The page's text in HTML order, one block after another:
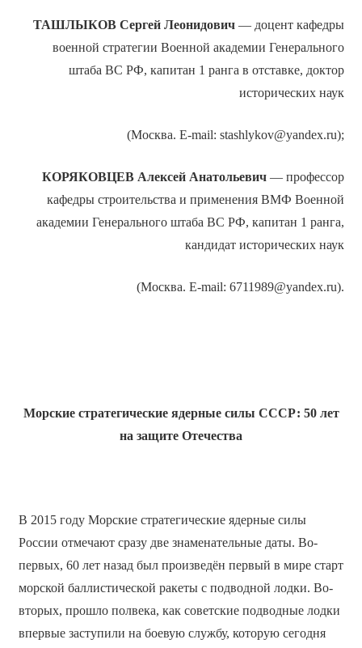
ТАШЛЫКОВ Сергей Леонидович— доцент кафедры
военной стратегии Военной академии Генерального
штаба ВС РФ, капитан 1 ранга в отставке, доктор
исторических наук
(Москва. E-mail: stashlykov@yandex.ru);
КОРЯКОВЦЕВ Алексей Анатольевич— профессор
кафедры строительства и применения ВМФ Военной
академии Генерального штаба ВС РФ, капитан 1 ранга,
кандидат исторических наук
(Москва. E-mail: 6711989@yandex.ru).
Морские стратегические ядерные силы СССР: 50 лет
на защите Отечества
В 2015 году Морские стратегические ядерные силы
России отмечают сразу две знаменательные даты. Во-
первых, 60 лет назад был произведён первый в мире старт
морской баллистической ракеты с подводной лодки. Во-
вторых, прошло полвека, как советские подводные лодки
впервые заступили на боевую службу, которую сегодня